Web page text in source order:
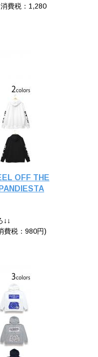
費税：1,280
OFF THE
↓↓
費税：980円)